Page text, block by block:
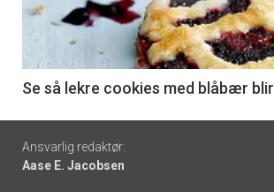
nå
6
Se så lekre cookies med blåbær blir
Footer
-
Ansvarlig redaktør:
Aase E. Jacobsen